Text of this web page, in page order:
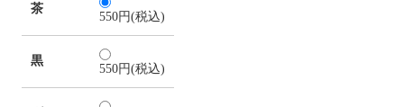
茶
550円(税込)
黒
550円(税込)